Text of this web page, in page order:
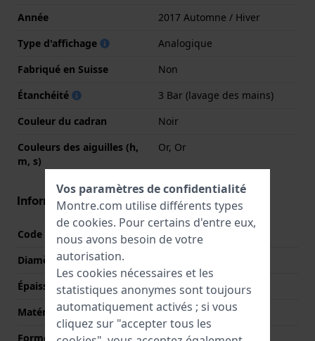
Année
2017 Automne / Hiver
Type d'affichage
Analogique
Fabriqué en Suisse
Non
Étanchéité
3 Bar (lavage des mains)
Couleur du cadran
Noir
Couleurs des aiguilles (h,
m, s)
Or, Or
Informations boîtier
Code boîtier
015084
Diamètre
Épaisseur du boîtier
6.3 mm
Matériel du boîtier
Acier inoxydable
Forme du boîtier
Rond
Vos paramètres de confidentialité
Montre.com utilise différents types
de cookies. Pour certains d'entre eux,
nous avons besoin de votre
autorisation.
Les cookies nécessaires et les
statistiques anonymes sont toujours
automatiquement activés ; si vous
cliquez sur "accepter tous les